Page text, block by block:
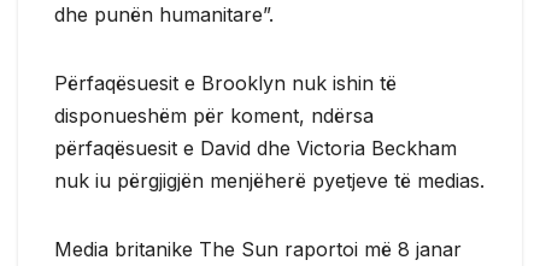
dhe punën humanitare”.
Përfaqësuesit e Brooklyn nuk ishin të
disponueshëm për koment, ndërsa
përfaqësuesit e David dhe Victoria Beckham
nuk iu përgjigjën menjëherë pyetjeve të medias.
Media britanike The Sun raportoi më 8 janar